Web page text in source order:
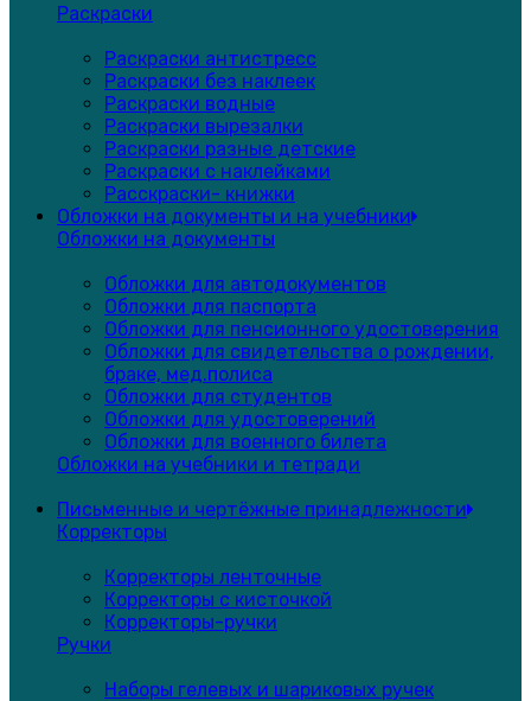
Раскраски
Раскраски антистресс
Раскраски без наклеек
Раскраски водные
Раскраски вырезалки
Раскраски разные детские
Раскраски с наклейками
Расскраски- книжки
Обложки на документы и на учебники
Обложки на документы
Обложки для автодокументов
Обложки для паспорта
Обложки для пенсионного удостоверения
Обложки для свидетельства о рождении,
браке, мед.полиса
Обложки для студентов
Обложки для удостоверений
Обложки для военного билета
Обложки на учебники и тетради
Письменные и чертёжные принадлежности
Корректоры
Корректоры ленточные
Корректоры с кисточкой
Корректоры-ручки
Ручки
Наборы гелевых и шариковых ручек